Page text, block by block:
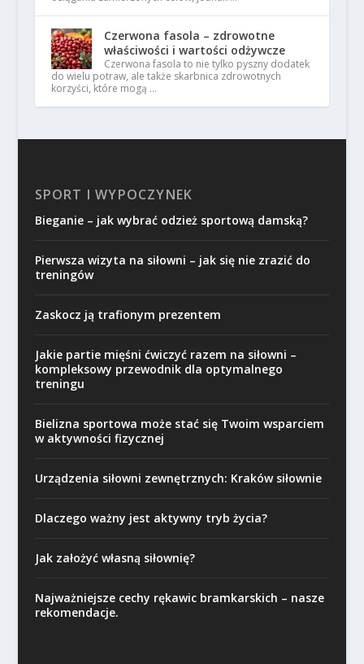
Czerwona fasola – zdrowotne
właściwości i wartości odżywcze
Czerwona fasola to nie tylko pyszny dodatek
do wielu potraw, ale także skarbnica zdrowotnych
korzyści, które mogą …
SPORT I WYPOCZYNEK
Bieganie – jak wybrać odzież sportową damską?
Pierwsza wizyta na siłowni – jak się nie zrazić do
treningów
Zaskocz ją trafionym prezentem
Jakie partie mięśni ćwiczyć razem na siłowni –
kompleksowy przewodnik dla optymalnego
treningu
Bielizna sportowa może stać się Twoim wsparciem
w aktywności fizycznej
Urządzenia siłowni zewnętrznych: Kraków siłownie
Dlaczego ważny jest aktywny tryb życia?
Jak założyć własną siłownię?
Najważniejsze cechy rękawic bramkarskich – nasze
rekomendacje.